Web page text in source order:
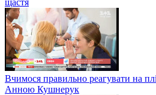
Вчимося правильно реагувати на
Анною Кушнерук